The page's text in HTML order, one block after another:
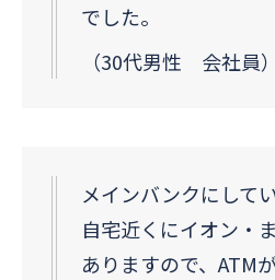
でした。
（30代男性 会社員）
メインバンクにしてい
自宅近くにイオン・
ありますので、ATM